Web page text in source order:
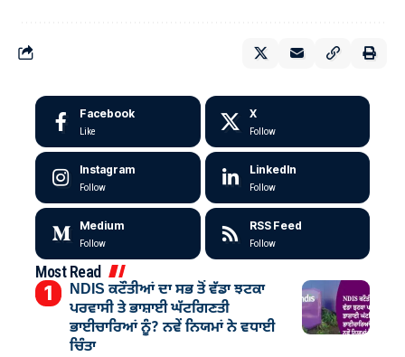
Facebook
Like
X
Follow
Instagram
Follow
LinkedIn
Follow
Medium
Follow
RSS Feed
Follow
Most Read
NDIS ਕਟੌਤੀਆਂ ਦਾ ਸਭ ਤੋਂ ਵੱਡਾ ਝਟਕਾ
ਪਰਵਾਸੀ ਤੇ ਭਾਸ਼ਾਈ ਘੱਟਗਿਣਤੀ
ਭਾਈਚਾਰਿਆਂ ਨੂੰ? ਨਵੇਂ ਨਿਯਮਾਂ ਨੇ ਵਧਾਈ
ਚਿੰਤਾ